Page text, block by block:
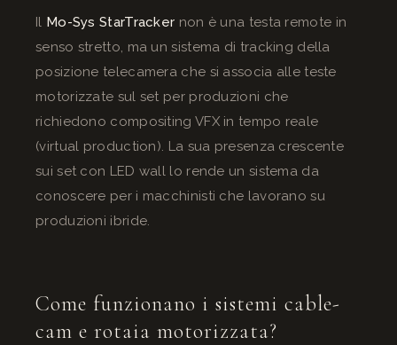
Il Mo-Sys StarTracker non è una testa remote in
senso stretto, ma un sistema di tracking della
posizione telecamera che si associa alle teste
motorizzate sul set per produzioni che
richiedono compositing VFX in tempo reale
(virtual production). La sua presenza crescente
sui set con LED wall lo rende un sistema da
conoscere per i macchinisti che lavorano su
produzioni ibride.
Come funzionano i sistemi cable-
cam e rotaia motorizzata?